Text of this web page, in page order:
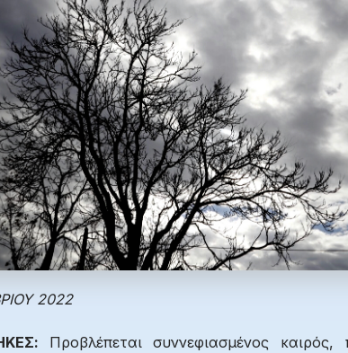
2022
Προβλέπεται συννεφιασμένος